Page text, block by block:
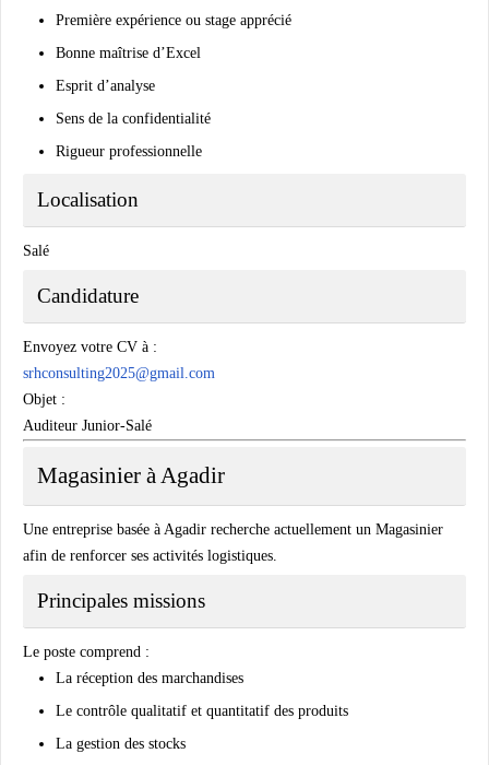
Première expérience ou stage apprécié
Bonne maîtrise d’Excel
Esprit d’analyse
Sens de la confidentialité
Rigueur professionnelle
Localisation
Salé
Candidature
Envoyez votre CV à :
srhconsulting2025@gmail.com
Objet :
Auditeur Junior-Salé
Magasinier à Agadir
Une entreprise basée à Agadir recherche actuellement un Magasinier
afin de renforcer ses activités logistiques.
Principales missions
Le poste comprend :
La réception des marchandises
Le contrôle qualitatif et quantitatif des produits
La gestion des stocks